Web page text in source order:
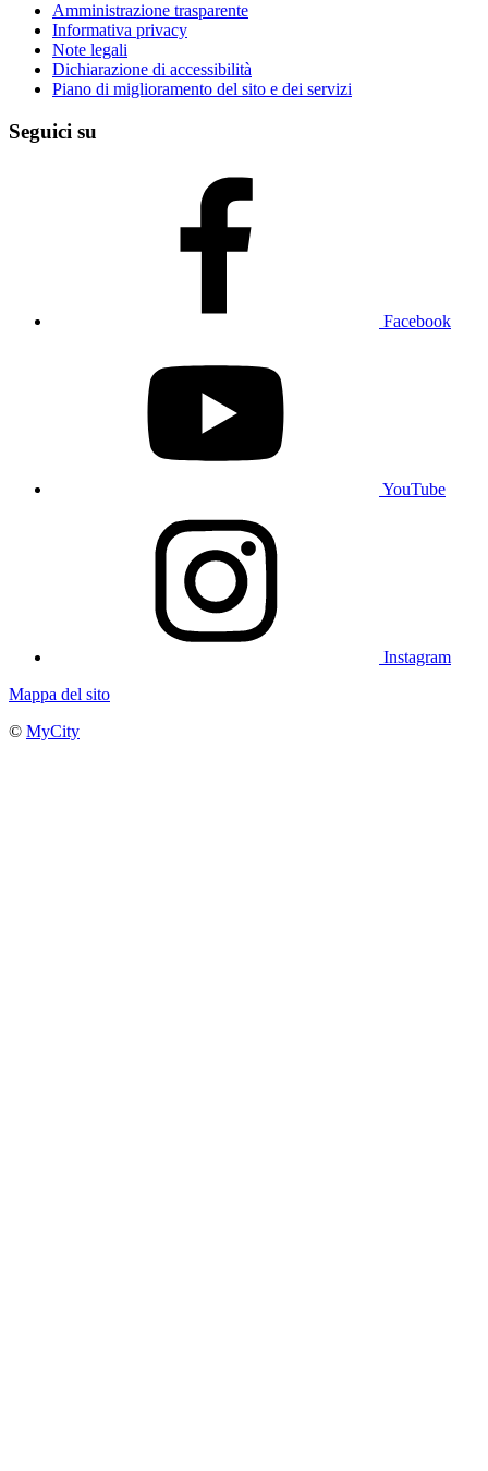
Amministrazione trasparente
Informativa privacy
Note legali
Dichiarazione di accessibilità
Piano di miglioramento del sito e dei servizi
Seguici su
Facebook
YouTube
Instagram
Mappa del sito
© MyCity